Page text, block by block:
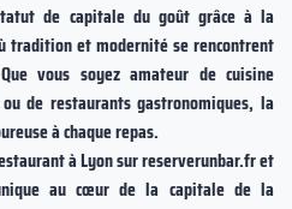
de capitale du goût grâce à la
tradition et modernité se rencontrent
vous soyez amateur de cuisine
de restaurants gastronomiques, la
à chaque repas.
à Lyon sur reserverunbar.fr et
au cœur de la capitale de la